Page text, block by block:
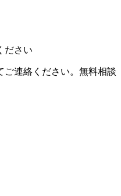
ださい
ご連絡ください。無料相談